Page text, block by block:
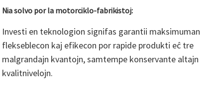
Nia solvo por la motorciklo-fabrikistoj:
Investi en teknologion signifas garantii maksimuman
flekseblecon kaj efikecon por rapide produkti eĉ tre
malgrandajn kvantojn, samtempe konservante altajn
kvalitnivelojn.